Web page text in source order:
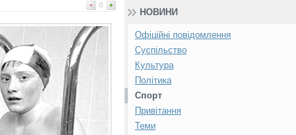
0
НОВИНИ
Офіційні повідомлення
Суспільство
Культура
Політика
Спорт
Привітання
Теми